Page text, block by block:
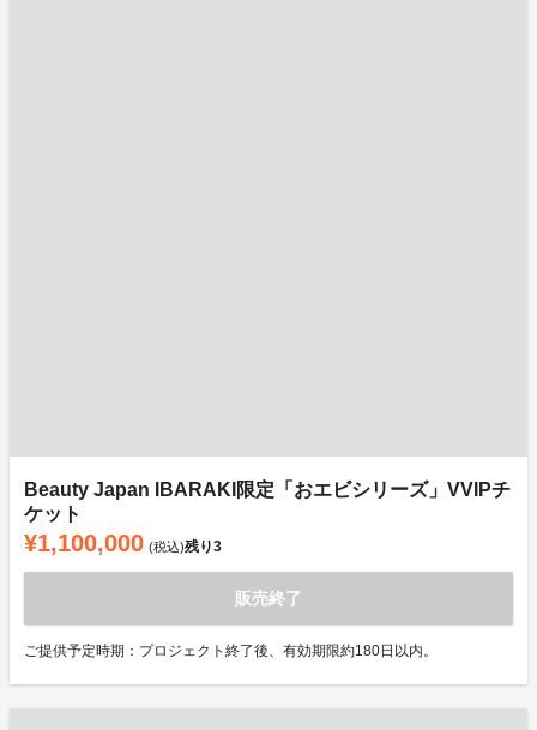
Beauty Japan IBARAKI限定「おエビシリーズ」VVIPチ
ケット
¥1,100,000 (税込)残り3
販売終了
ご提供予定時期：プロジェクト終了後、有効期限約180日以内。